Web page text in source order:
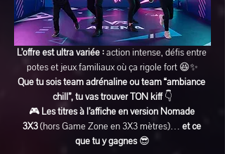
L’offre est ultra variée : action intense, défis entre
potes et jeux familiaux où ça rigole fort 😆✨
Que tu sois team adrénaline ou team “ambiance
chill”, tu vas trouver TON kiff 👇
🎮 Les titres à l’affiche en version Nomade
3X3 (hors Game Zone en 3X3 mètres)… et ce
que tu y gagnes 😎